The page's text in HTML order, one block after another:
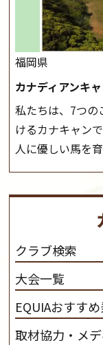
福岡県
カナディアンキ
私たちは、7つの
けるカナキャン
人に優しい馬を
生産します。 私
さと魅力を追求
だわります。 私
ンプ乗馬クラブ
クラブ検索
大会一覧
EQUIAおすす
取材協力・メ